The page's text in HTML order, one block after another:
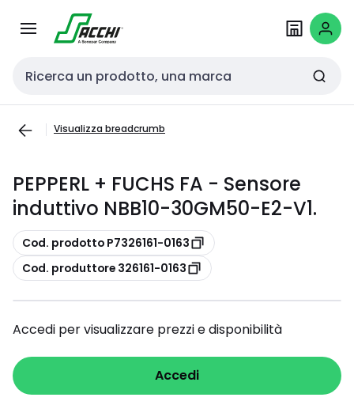
navigazionecontenuto
Cerca input
Visualizza breadcrumb
PEPPERL + FUCHS FA - Sensore
induttivo NBB10-30GM50-E2-V1.
copia
Cod. prodotto P7326161-0163
copia
Cod. produttore 326161-0163
Accedi per visualizzare prezzi e disponibilità
Accedi